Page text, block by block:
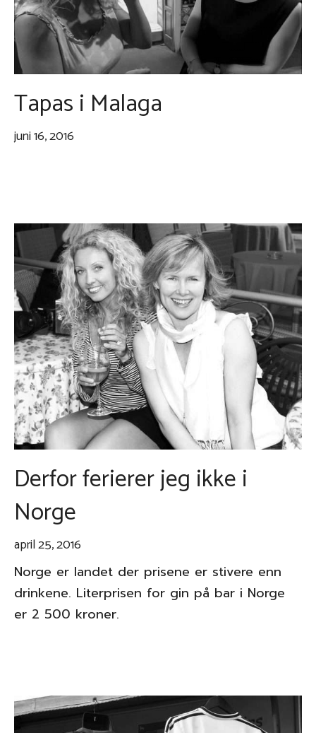
Tapas i Malaga
juni 16, 2016
Derfor ferierer jeg ikke i
Norge
april 25, 2016
Norge er landet der prisene er stivere enn
drinkene. Literprisen for gin på bar i Norge
er 2 500 kroner.